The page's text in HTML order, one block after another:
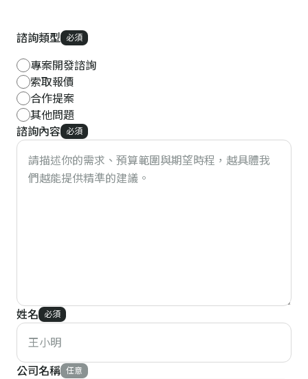
諮詢類型 必須
專案開發諮詢
索取報價
合作提案
其他問題
諮詢內容 必須
姓名 必須
公司名稱 任意